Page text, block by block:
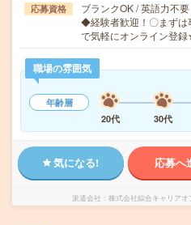
応募資格
ブランクOK / 英語力不要
◆経験者歓迎！〇まずは
で気軽にオンライン登
職場の雰囲気
年齢層
20代
30代
気になる! 応募へ
派遣会社 株式会社綜合キャリア